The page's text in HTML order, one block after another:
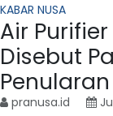
KABAR NUSA
Air
Disebut
pranusa.id